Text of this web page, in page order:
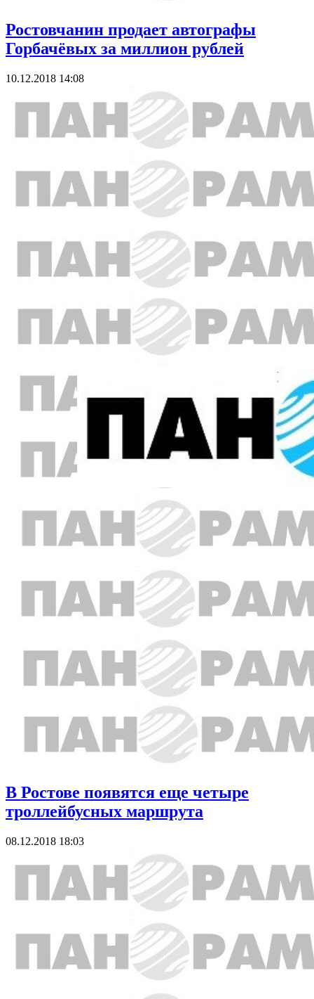
Ростовчанин продает автографы
Горбачёвых за миллион рублей
10.12.2018 14:08
В Ростове появятся еще четыре
троллейбусных маршрута
08.12.2018 18:03